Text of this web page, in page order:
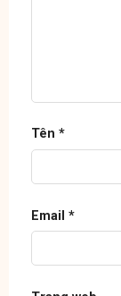
Tên *
Email *